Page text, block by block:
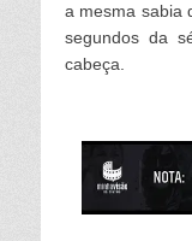
a mesma sabia
segundos da
cabeça.